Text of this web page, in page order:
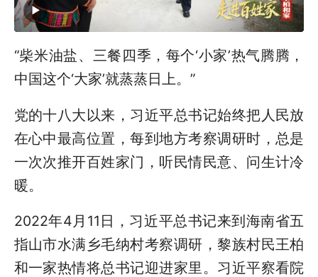
“柴米油盐、三餐四季，每个‘小家’热气腾腾，
中国这个‘大家’就蒸蒸日上。”
党的十八大以来，习近平总书记始终把人民放
在心中最高位置，每到地方考察调研时，总是
一次次推开百姓家门，听民情民意、问生计冷
暖。
2022年4月11日，习近平总书记来到海南省五
指山市水满乡毛纳村考察调研，黎族村民王柏
和一家热情将总书记迎进家里。习近平察看院